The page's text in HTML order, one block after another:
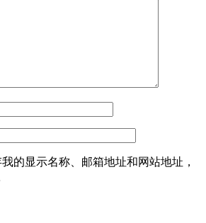
的显示名称、邮箱地址和网站地址，